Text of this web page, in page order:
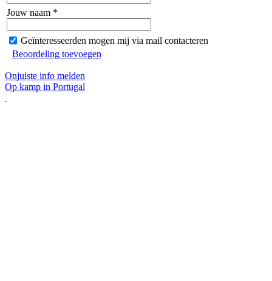
Jouw naam *
Geïnteresseerden mogen mij via mail contacteren
Beoordeling toevoegen
Onjuiste info melden
Op kamp in Portugal